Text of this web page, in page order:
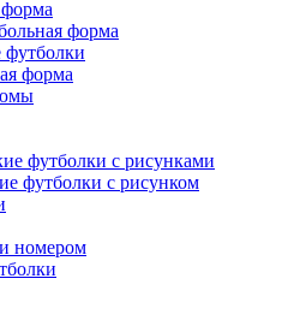
форма
форма
футболки с рисунками
футболки с рисунком
номером